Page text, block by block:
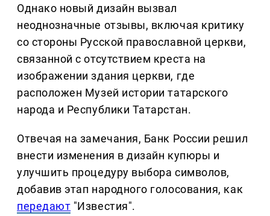
Однако новый дизайн вызвал
неоднозначные отзывы, включая критику
со стороны Русской православной церкви,
связанной с отсутствием креста на
изображении здания церкви, где
расположен Музей истории татарского
народа и Республики Татарстан.
Отвечая на замечания, Банк России решил
внести изменения в дизайн купюры и
улучшить процедуру выбора символов,
добавив этап народного голосования, как
передают "Известия".